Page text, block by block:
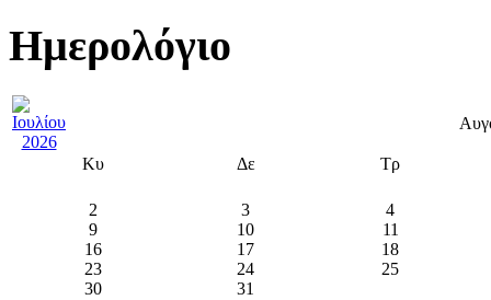
Ημερολόγιο
Κυ Δε Τρ
2 3
4
9
10
11
16
17
18
23
24
25
30
31